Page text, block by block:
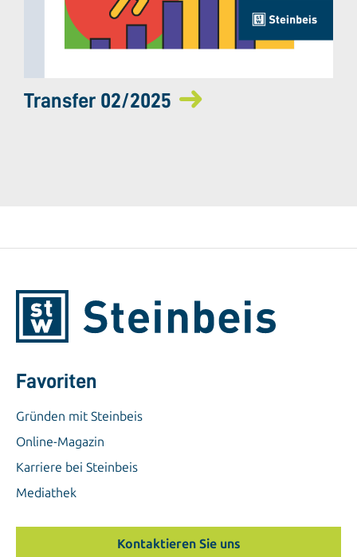
Transfer 02/2025
Favoriten
Gründen mit Steinbeis
Online-Magazin
Karriere bei Steinbeis
Mediathek
Kontaktieren Sie uns